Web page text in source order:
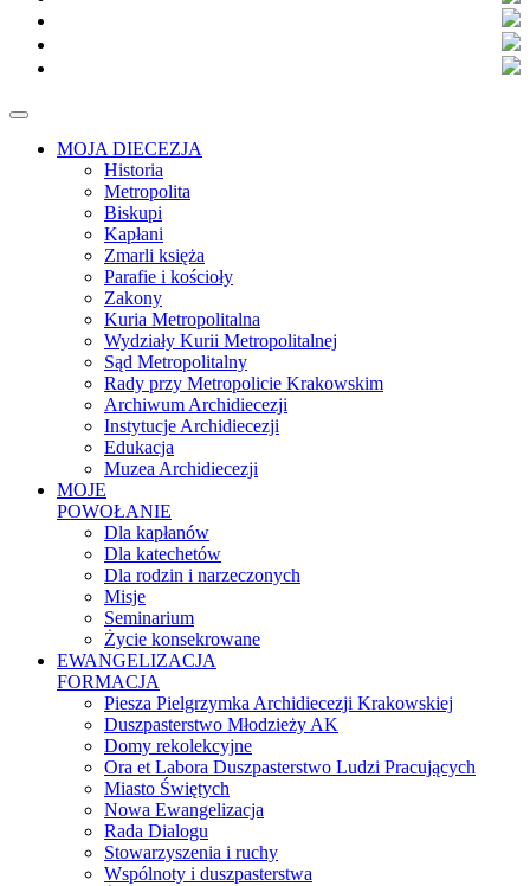
MOJA DIECEZJA
Historia
Metropolita
Biskupi
Kapłani
Zmarli księża
Parafie i kościoły
Zakony
Kuria Metropolitalna
Wydziały Kurii Metropolitalnej
Sąd Metropolitalny
Rady przy Metropolicie Krakowskim
Archiwum Archidiecezji
Instytucje Archidiecezji
Edukacja
Muzea Archidiecezji
MOJE
POWOŁANIE
Dla kapłanów
Dla katechetów
Dla rodzin i narzeczonych
Misje
Seminarium
Życie konsekrowane
EWANGELIZACJA
FORMACJA
Piesza Pielgrzymka Archidiecezji Krakowskiej
Duszpasterstwo Młodzieży AK
Domy rekolekcyjne
Ora et Labora Duszpasterstwo Ludzi Pracujących
Miasto Świętych
Nowa Ewangelizacja
Rada Dialogu
Stowarzyszenia i ruchy
Wspólnoty i duszpasterstwa